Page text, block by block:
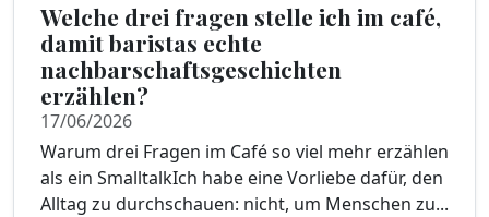
Welche drei fragen stelle ich im café,
damit baristas echte
nachbarschaftsgeschichten
erzählen?
17/06/2026
Warum drei Fragen im Café so viel mehr erzählen
als ein SmalltalkIch habe eine Vorliebe dafür, den
Alltag zu durchschauen: nicht, um Menschen zu...